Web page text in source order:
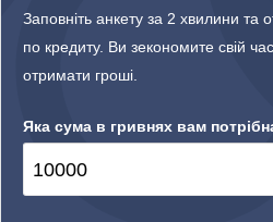
Заповніть анкету за 2 хвилини та
по кредиту. Ви зекономите свій
отримати гроші.
Яка сума в гривнях вам